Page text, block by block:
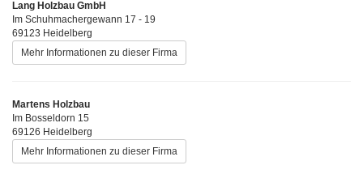
Lang Holzbau GmbH
Im Schuhmachergewann 17 - 19
69123 Heidelberg
Mehr Informationen zu dieser Firma
Martens Holzbau
Im Bosseldorn 15
69126 Heidelberg
Mehr Informationen zu dieser Firma